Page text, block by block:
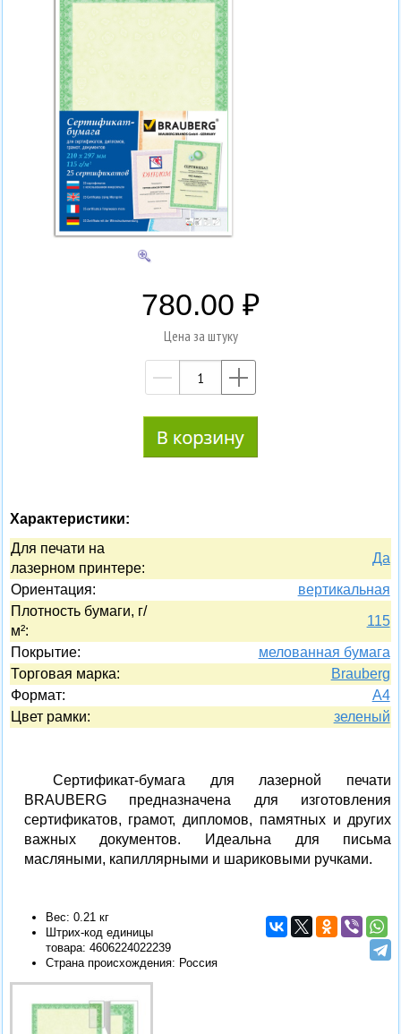
780.00
Цена за штуку
—
Характеристики:
Для печати на
лазерном принтере:
Да
Ориентация:
вертикальная
Плотность бумаги, г/
м²:
115
Покрытие:
мелованная бумага
Торговая марка:
Brauberg
Формат:
A4
Цвет рамки:
зеленый
Сертификат-бумага для лазерной печати
BRAUBERG предназначена для изготовления
сертификатов, грамот, дипломов, памятных и других
важных документов. Идеальна для письма
масляными, капиллярными и шариковыми ручками.
Вес: 0.21 кг
Штрих-код единицы
товара: 4606224022239
Страна происхождения: Россия